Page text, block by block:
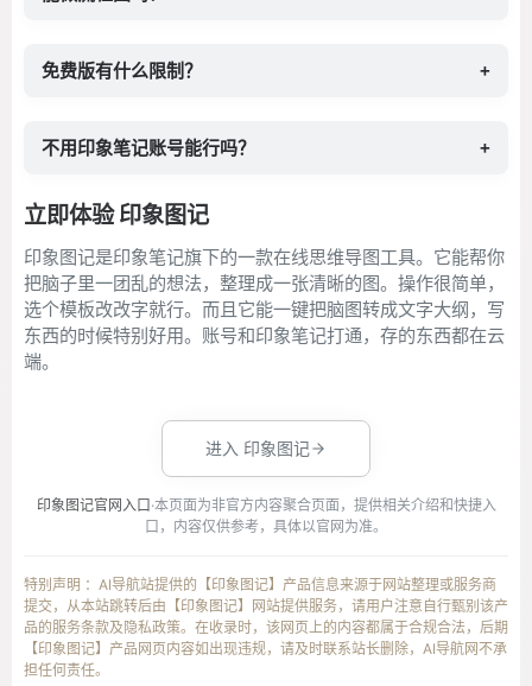
免费版有什么限制？ +
不用印象笔记账号能行吗？ +
立即体验 印象图记
印象图记是印象笔记旗下的一款在线思维导图工具。它能帮你
把脑子里一团乱的想法，整理成一张清晰的图。操作很简单，
选个模板改改字就行。而且它能一键把脑图转成文字大纲，写
东西的时候特别好用。账号和印象笔记打通，存的东西都在云
端。
进入 印象图记
印象图记官网入口 ·本页面为非官方内容聚合页面，提供相关介绍和快捷入
口，内容仅供参考，具体以官网为准。
特别声明 ：AI导航站提供的【印象图记】产品信息来源于网站整理或服务商
提交，从本站跳转后由【印象图记】网站提供服务，请用户注意自行甄别该产
品的服务条款及隐私政策。在收录时，该网页上的内容都属于合规合法，后期
【印象图记】产品网页内容如出现违规，请及时联系站长删除，AI导航网不承
担任何责任。